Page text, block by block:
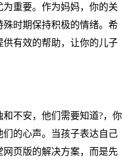
重要。作为妈妈，你的关
时期保持积极的情绪。希
有效的帮助，让你的儿子
不安，他们需要知道?，你
的心声。当孩子表达自己
页版的解决方案，而是先